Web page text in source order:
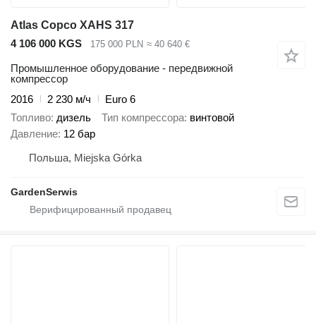
Atlas Copco XAHS 317
4 106 000 KGS
175 000 PLN ≈ 40 640 €
Промышленное оборудование - передвижной
компрессор
2016
2 230 м/ч
Euro 6
Топливо дизель Тип компрессора винтовой
Давление 12 бар
Польша, Miejska Górka
GardenSerwis